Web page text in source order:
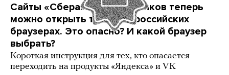
Сайты «Сбера» и других банков теперь
можно открыть только в российских
браузерах. Это опасно? И какой браузер
выбрать?
Короткая инструкция для тех, кто опасается
переходить на продукты «Яндекса» и VK